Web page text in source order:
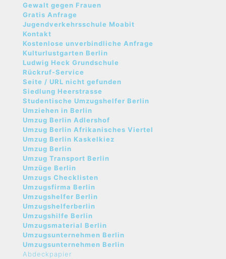
Gewalt gegen Frauen
Gratis Anfrage
Jugendverkehrsschule Moabit
Kontakt
Kostenlose unverbindliche Anfrage
Kulturlustgarten Berlin
Ludwig Heck Grundschule
Rückruf-Service
Seite / URL nicht gefunden
Siedlung Heerstrasse
Studentische Umzugshelfer Berlin
Umziehen in Berlin
Umzug Berlin Adlershof
Umzug Berlin Afrikanisches Viertel
Umzug Berlin Kaskelkiez
Umzug Berlin
Umzug Transport Berlin
Umzüge Berlin
Umzugs Checklisten
Umzugsfirma Berlin
Umzugshelfer Berlin
Umzugshelferberlin
Umzugshilfe Berlin
Umzugsmaterial Berlin
Umzugsunternehmen Berlin
Umzugsunternehmen Berlin
Abdeckpapier